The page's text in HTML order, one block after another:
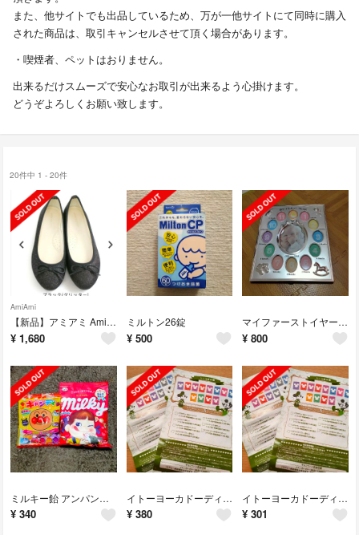
また、他サイトでも出品しているため、万が一他サイトにて同時に購入
された商品は、取引キャンセルさせて頂く場合があります。
・喫煙者、ペットはおりません。
出来るだけスムーズで安心なお取引が出来るよう心掛けます。
どうぞよろしくお願い致します。
20件中 1 - 20件
AmiAmi
【新品】アミアミ AmiAmi ラウンドトゥバレエシューズ レディース
¥ 1,680
ミルトン26錠
¥ 500
マイファーストイヤー My FIRST YEAR フォトフレーム 写真立て
¥ 800
ミルキー飴 アンパンマンキャンディ セット
¥ 340
イトーヨーカドーディズニーキャラクターディナーウェアシリーズ シール24枚
¥ 380
イトーヨーカドーディズニーキャラクターディナーウェアシリーズ シール24枚
¥ 301